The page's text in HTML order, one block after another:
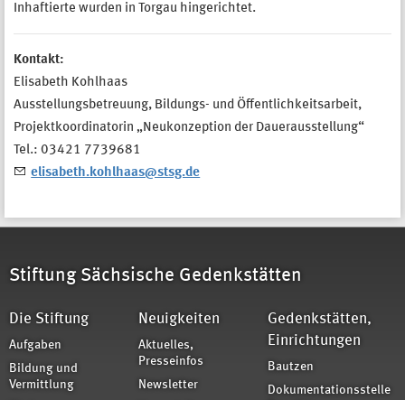
Inhaftierte wurden in Torgau hingerichtet.
Kontakt:
Elisabeth Kohlhaas
Ausstellungsbetreuung, Bildungs- und Öffentlichkeitsarbeit,
Projektkoordinatorin „Neukonzeption der Dauerausstellung“
Tel.: 03421 7739681
elisabeth.kohlhaas@stsg.de
Stiftung Sächsische Gedenkstätten
Die Stiftung
Aufgaben
Bildung und
Vermittlung
Neuigkeiten
Aktuelles,
Presseinfos
Newsletter
Gedenkstätten,
Einrichtungen
Bautzen
Dokumentationsstelle